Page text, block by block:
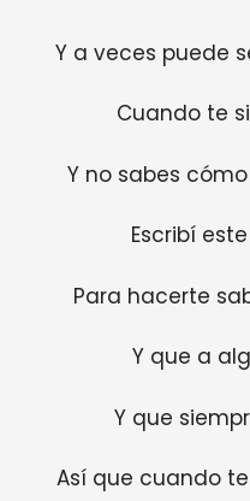
Y a veces puede
Cuando te
Y no sabes
Escribí
Para hacerte
Y que a
Y que
Así que cuando